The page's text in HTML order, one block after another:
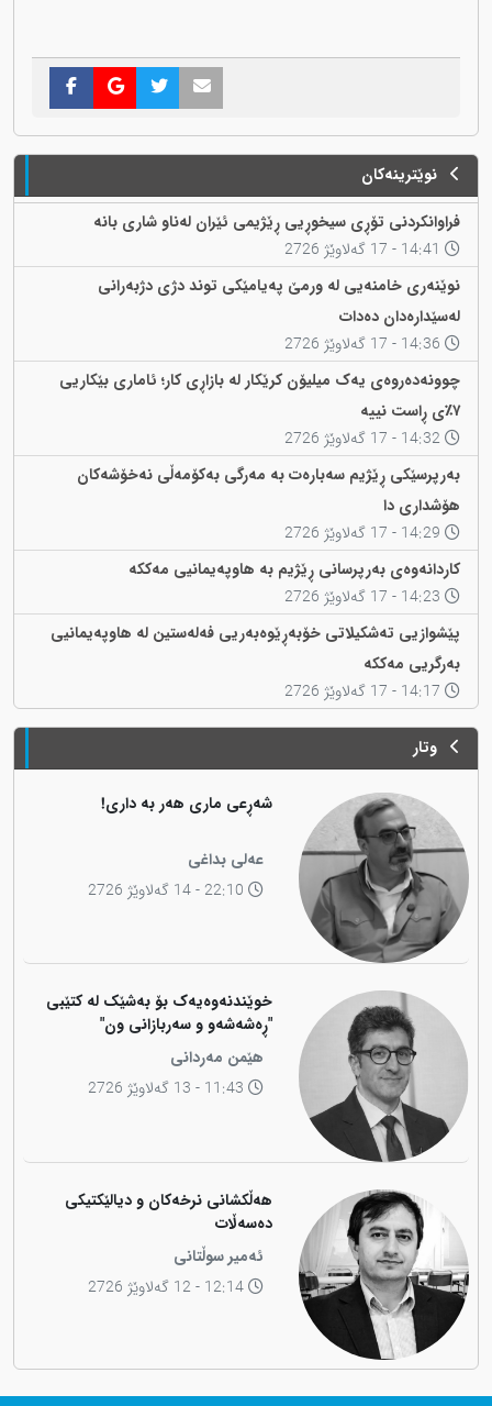
نوێترینەکان
فراوانکردنی تۆڕی سیخوڕیی ڕێژیمی ئێران لەناو شاری بانە
نوێنەری خامنەیی لە ورمێ پەیامێکی توند دژی دژبەرانی
لەسێدارەدان دەدات
چوونەدەروەی یەک میلیۆن کرێکار لە بازاڕی کار؛ ئاماری بێکاریی
٧٪ی ڕاست نییە
بەرپرسێکی ڕێژیم سەبارەت بە مەرگی بەکۆمەڵی نەخۆشەکان
هۆشداری دا
کاردانەوەی بەرپرسانی ڕێژیم بە هاوپەیمانیی مەککە
پێشوازیی تەشکیلاتی خۆبەڕێوەبەریی فەلەستین لە هاوپەیمانیی
بەرگریی مەککە
وتار
شەڕعی ماری هەر بە داری!
عەلی بداغی
خوێندنەوەیەک بۆ بەشێک لە کتێبی
"ڕەشەشەو و سەربازانی ون"
هێمن مەردانی
هەڵکشانی نرخەکان و دیالێکتیکی
دەسەڵات
ئەمیر سوڵتانی
12:14 - 12 گەلاوێژ 2726